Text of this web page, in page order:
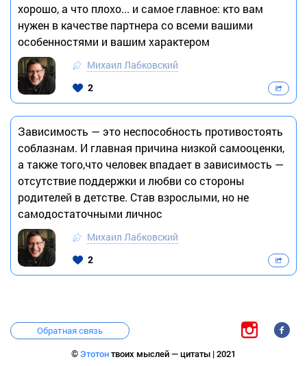
хорошо, а что плохо... и самое главное: кто вам
нужен в качестве партнера со всеми вашими
особенностями и вашим характером
Михаил Лабковский
2
Зависимость — это неспособность противостоять
соблазнам. И главная причина низкой самооценки,
а также того,что человек впадает в зависимость —
отсутствие поддержки и любви со стороны
родителей в детстве. Став взрослыми, но не
самодостаточными личнос
Михаил Лабковский
2
Обратная связь
© Этотон твоих мыслей — цитаты | 2021